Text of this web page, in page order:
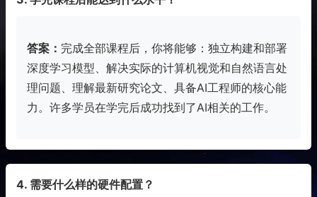
答案： 完成全部课程后，你将能够：独立构建和部署
深度学习模型、解决实际的计算机视觉和自然语言处
理问题、理解最新研究论文、具备AI工程师的核心能
力。许多学员在学完后成功找到了AI相关的工作。
4. 需要什么样的硬件配置？